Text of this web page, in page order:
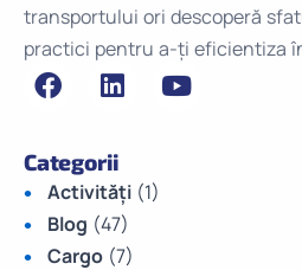
transportului ori descoperă
practici pentru a-ți eficientiza
Categorii
Activități (1)
Blog (47)
Cargo (7)